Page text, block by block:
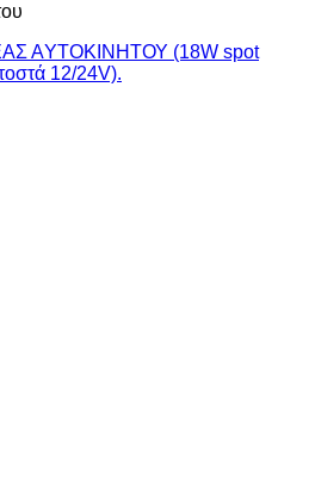
ΑYΤΟΚΙΝΗΤΟΥ (18W spot
12/24V).